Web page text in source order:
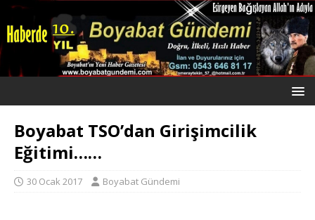
Boyabat TSO’dan Girişimcilik
Eğitimi……
30 Ocak 2017 Boyabat Gündemi